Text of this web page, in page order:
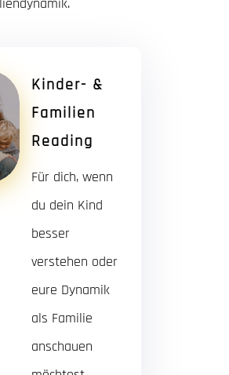
Kinder- &
Familien
Reading
Für dich, wenn
du dein Kind
besser
verstehen oder
eure Dynamik
als Familie
anschauen